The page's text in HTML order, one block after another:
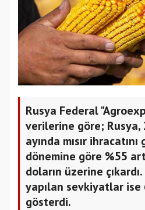
Rusya Federal
verilerine göre; Rusya,
ayında mısır ihracatını
dönemine göre %55
doların üzerine
yapılan sevkiyatlar ise
gösterdi.